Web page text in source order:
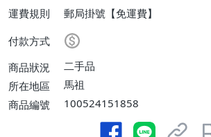
運費規則
郵局掛號【免運費】
付款方式
商品狀況
二手品
所在地區
馬祖
商品編號
100524151858